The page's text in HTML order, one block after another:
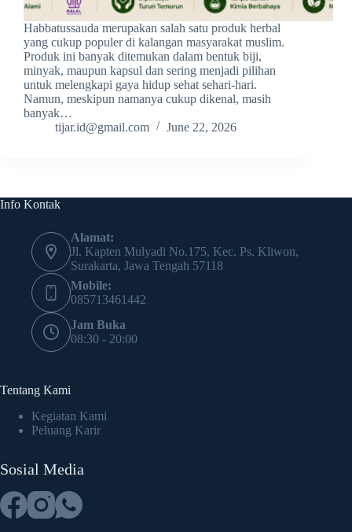
Habbatussauda merupakan salah satu produk herbal
yang cukup populer di kalangan masyarakat muslim.
Produk ini banyak ditemukan dalam bentuk biji,
minyak, maupun kapsul dan sering menjadi pilihan
untuk melengkapi gaya hidup sehat sehari-hari.
Namun, meskipun namanya cukup dikenal, masih
banyak…
tijar.id@gmail.com
June 22, 2026
Info Kontak
Alamat:
Jl. Kapten Mulyadi No.175, Kec. Ps. Kliwon,
Surakarta, Jawa Tengah 57118
Mobile:
085713461442
Jam Buka
08:30 - 20:00
Tentang Kami
Kegiatan Kami
Peluang Karir
Sosial Media